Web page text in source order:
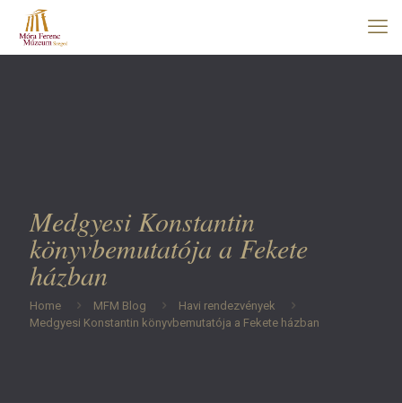
Medgyesi Konstantin
könyvbemutatója a Fekete
házban
Home MFM Blog
Havi rendezvények
Medgyesi Konstantin könyvbemutatója a Fekete házban